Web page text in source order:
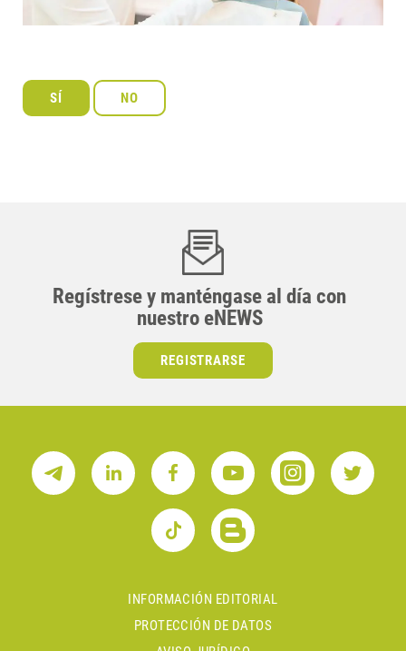
Regístrese y manténgase al día con
nuestro eNEWS
REGISTRARSE
INFORMACIÓN EDITORIAL
PROTECCIÓN DE DATOS